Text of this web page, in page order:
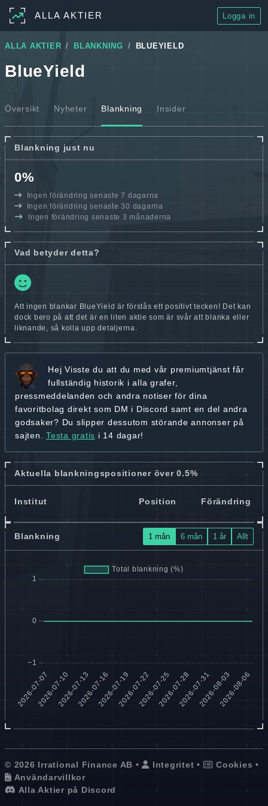
ALLA AKTIER Logga in
ALLA AKTIER BLANKNING BLUEYIELD
BlueYield
Översikt Nyheter Blankning Insider
Blankning just nu
0%
Ingen förändring senaste 7 dagarna
Ingen förändring senaste 30 dagarna
Ingen förändring senaste 3 månaderna
Vad betyder detta?
Att ingen blankar BlueYield är förstås ett positivt tecken! Det kan
dock bero på att det är en liten aktie som är svår att blanka eller
liknande, så kolla upp detaljerna.
Hej Visste du att du med vår premiumtjänst får
fullständig historik i alla grafer,
pressmeddelanden och andra notiser för dina
favoritbolag direkt som DM i Discord samt en del andra
godsaker? Du slipper dessutom störande annonser på
sajten. Testa gratis i 14 dagar!
Aktuella blankningspositioner över 0.5%
Institut Position Förändring
Blankning 1 mån 6 mån 1 år Allt
© 2026 Irrational Finance AB • Integritet • Cookies •
Användarvillkor
Alla Aktier på Discord